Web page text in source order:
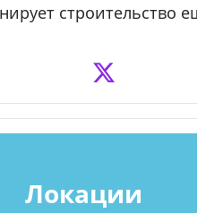
строительство
Локации